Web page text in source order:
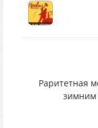
Раритетная
зимним